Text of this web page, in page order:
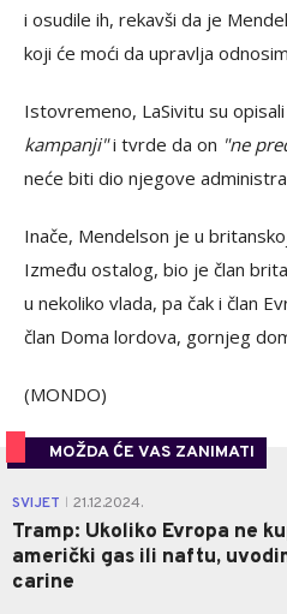
i osudile ih, rekavši da je
koji će moći da upravlja
Istovremeno, LaSivitu su opisali
kampanji"i tvrde da on "ne
neće biti dio njegove
Inače, Mendelson je u
Između ostalog, bio je član
u nekoliko vlada, pa čak i član
član Doma lordova, gornjeg
(MONDO)
MOŽDA ĆE VAS ZANIMATI
SVIJET 21.12.2024.
Tramp: Ukoliko Evropa ne
američki gas ili naftu,
carine